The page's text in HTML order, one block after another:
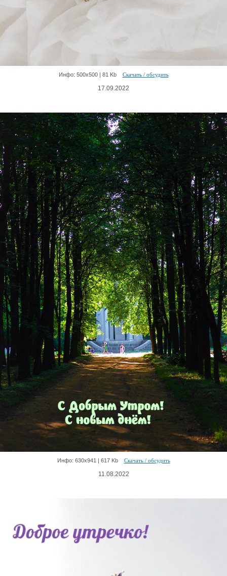
Инфо: 500х500 | 81 Kb Скачать / обсудить
17.09.2022
Инфо: 630х941 | 617 Kb Скачать / обсудить
11.08.2022